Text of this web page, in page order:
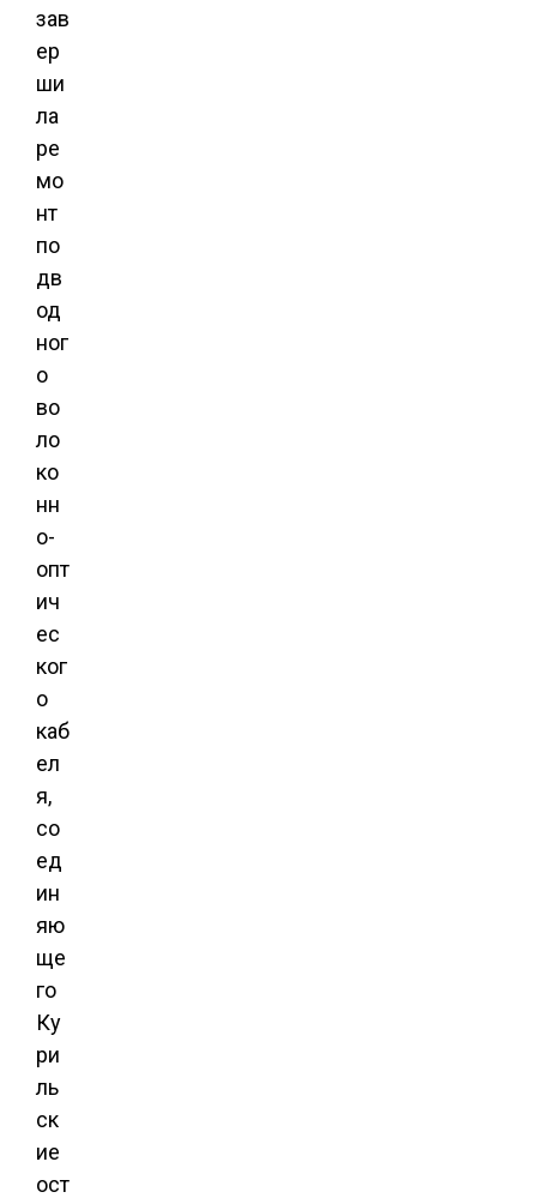
зав
ер
ши
ла
ре
мо
нт
по
дв
од
ног
о
во
ло
ко
нн
о-
опт
ич
ес
ког
о
каб
ел
я,
со
ед
ин
яю
ще
го
Ку
ри
ль
ск
ие
ост